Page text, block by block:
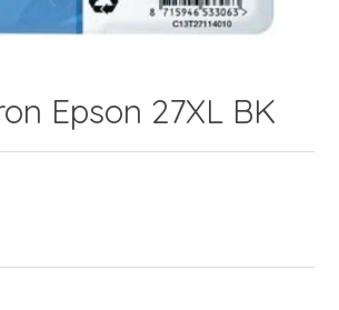
Epson 27XL BK